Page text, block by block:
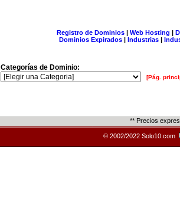
Registro de Dominios| Web Hosting |
Dominios Expirados | Industrias |
Categorías de Dominio:
[Pág.
** Precios
© 2002/2022 Solo10.com